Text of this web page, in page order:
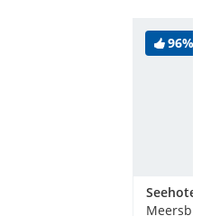
96%
Seehotel